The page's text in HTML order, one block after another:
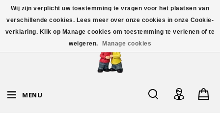
MENU
Wij zijn verplicht uw toestemming te vragen voor het plaatsen van
verschillende cookies. Lees meer over onze cookies in onze Cookie-
verklaring. Klik op Manage cookies om toestemming te verlenen of te
weigeren.
Manage cookies